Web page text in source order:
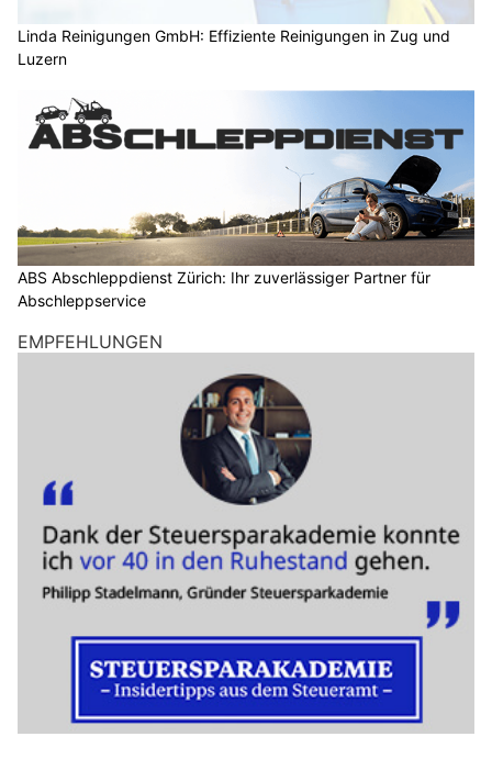
Linda Reinigungen GmbH: Effiziente Reinigungen in Zug und
Luzern
ABS Abschleppdienst Zürich: Ihr zuverlässiger Partner für
Abschleppservice
EMPFEHLUNGEN